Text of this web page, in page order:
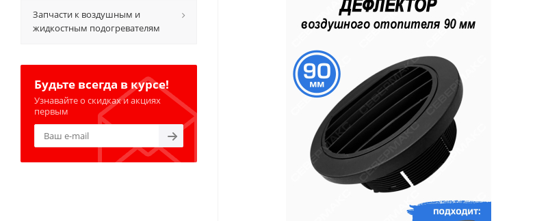
Запчасти к воздушным и
жидкостным подогревателям
Будьте всегда в курсе!
Узнавайте о скидках и акциях
первым